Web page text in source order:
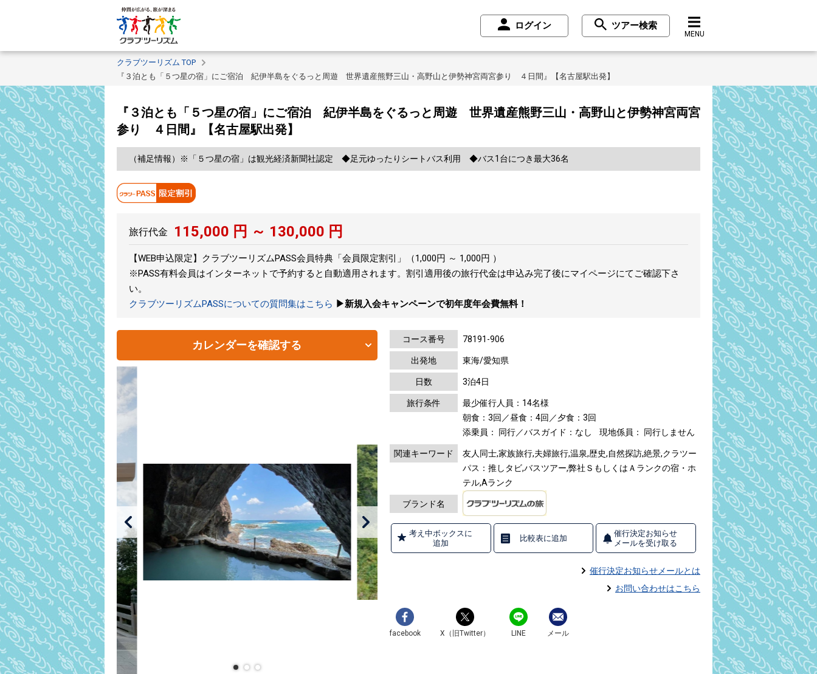
ログイン ツアー検索
MENU
クラブツーリズム TOP
『３泊とも「５つ星の宿」にご宿泊 紀伊半島をぐるっと周遊 世界遺産熊野三山・高野山と伊勢神宮両宮参り ４日間』【名古屋駅出発】
『３泊とも「５つ星の宿」にご宿泊 紀伊半島をぐるっと周遊 世界遺産熊野三山・高野山と伊勢神宮両宮
参り ４日間』【名古屋駅出発】
（補足情報）※「５つ星の宿」は観光経済新聞社認定 ◆足元ゆったりシートバス利用 ◆バス1台につき最大36名
旅行代金 115,000 円 ～ 130,000 円
【WEB申込限定】クラブツーリズムPASS会員特典「会員限定割引」（1,000円 ～ 1,000円 ）
※PASS有料会員はインターネットで予約すると自動適用されます。割引適用後の旅行代金は申込み完了後にマイページにてご確認下さ
い。
クラブツーリズムPASSについての質問集はこちら ▶新規入会キャンペーンで初年度年会費無料！
カレンダーを確認する コース番号 78191-906
出発地 東海/愛知県
日数 3泊4日
旅行条件
最少催行人員：14名様
朝食：3回／昼食：4回／夕食：3回
添乗員： 同行／バスガイド：なし
現地係員： 同行しません
関連キーワード
友人同士,家族旅行,夫婦旅行,温泉,歴史,自然探訪,絶景,クラツー
パス：推しタビ,バスツアー,弊社ＳもしくはＡランクの宿・ホ
テル,Aランク
ブランド名
考え中ボックスに
追加
比較表に追加
催行決定お知らせ
メールを受け取る
催行決定お知らせメールとは
お問い合わせはこちら
facebook X（旧Twitter） LINE メール